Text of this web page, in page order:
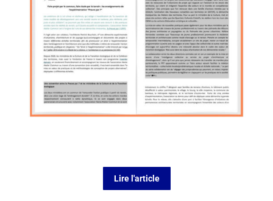
Lire l'article